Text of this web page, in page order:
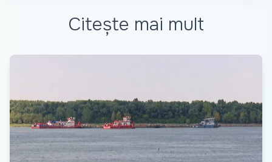
Citește mai mult